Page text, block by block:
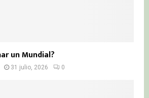
un Mundial?
31 julio, 2026 0